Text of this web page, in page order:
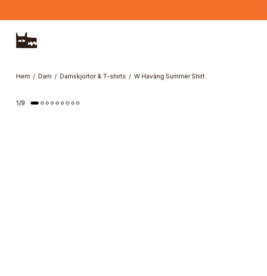
Hem Dam Damskjortor & T-shirts W Haväng Summer Shirt
1/9